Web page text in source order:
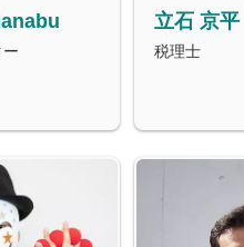
立石 京平
税理士